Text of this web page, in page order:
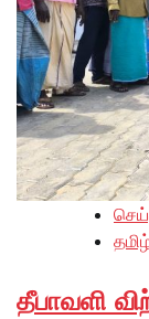
தீபாவளி